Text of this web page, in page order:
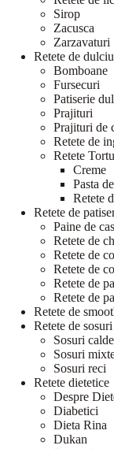
Sirop
Zacusca
Zarzavaturi
Retete de
Bomboane
Fursecuri
Patiserie
Prajituri
Prajituri de
Retete de
Retete
Creme
Pasta
Retete
Retete de
Paine de
Retete de
Retete de
Retete de
Retete de
Retete de
Retete de
Retete de sosuri
Sosuri calde
Sosuri
Sosuri reci
Retete dietetice
Despre
Diabetici
Dieta Rina
Dukan